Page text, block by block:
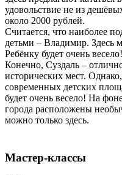
удовольствие не из
около 2000 рублей.
Считается, что наиболее
детьми – Владимир. Здесь
Ребёнку будет очень весело!
Конечно, Суздаль –
исторических мест.
современных детских
будет очень весело! На
города расположены
можно только здесь.
Мастер-классы